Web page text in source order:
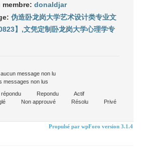
membre: donaldjar
伪造卧龙岗大学艺术设计类专业文
】,文凭定制卧龙岗大学心理学专
message non lu
messages non lus
répondu Repondu
Actif
Non approuvé Résolu
Privé
Propulsé par wpForo version 3.1.4